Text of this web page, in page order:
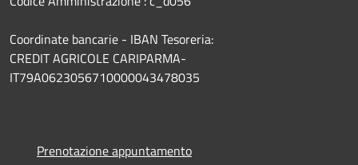
Coordinate bancarie - IBAN Tesoreria:
CREDIT AGRICOLE CARIPARMA-
IT79A0623056710000043478035
Prenotazione appuntamento